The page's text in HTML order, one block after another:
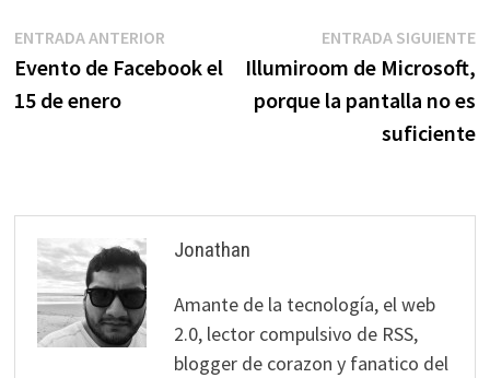
Navegación
de
ENTRADA ANTERIOREntrada
anterior:
Evento de Facebook el
15 de enero
ENTRADA SIGUIENTE
Illumiroom de Microsoft,
porque la pantalla no es
suficiente
Jonathan
Amante de la tecnología, el web
2.0, lector compulsivo de RSS,
blogger de corazon y fanatico del